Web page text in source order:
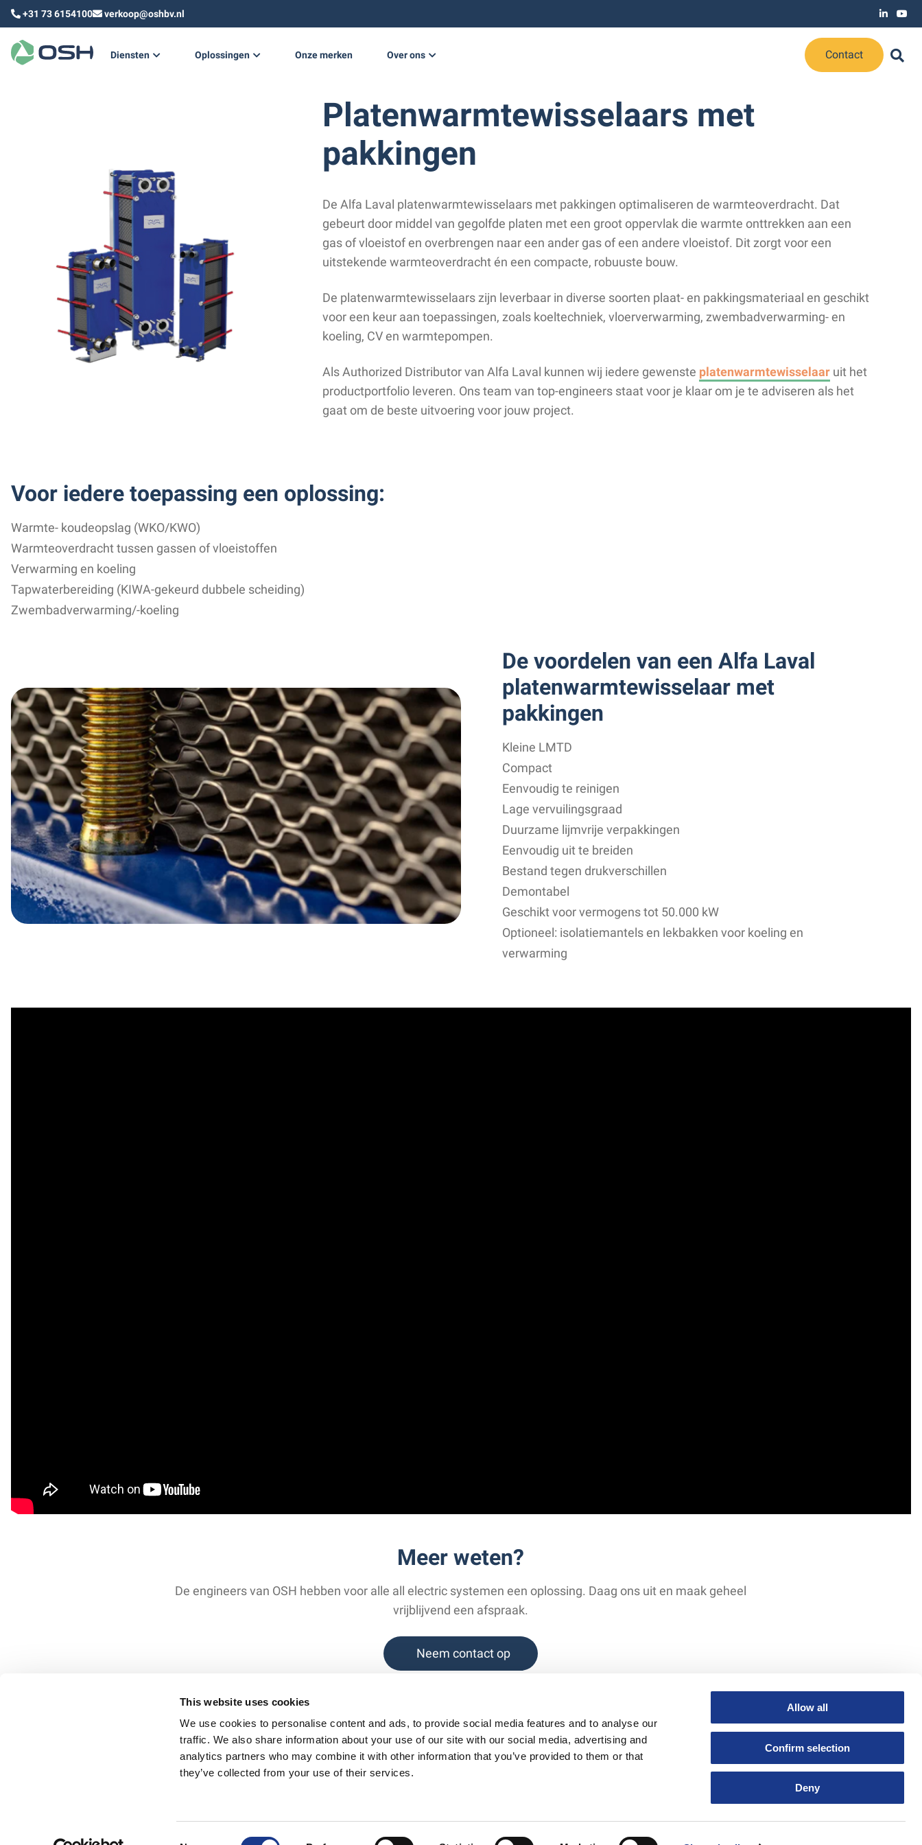
This website uses cookies
We use cookies to personalise content and ads, to provide social media features and to analyse our
traffic. We also share information about your use of our site with our social media, advertising and
analytics partners who may combine it with other information that you’ve provided to them or that
they’ve collected from your use of their services.
Allow all
Confirm selection
Deny
+31 73 6154100 verkoop@oshbv.nl
Diensten Oplossingen Onze merken Over ons
Projecten
Werken bij
Contact
Platenwarmtewisselaars met
pakkingen
De Alfa Laval platenwarmtewisselaars met pakkingen optimaliseren de warmteoverdracht. Dat
gebeurt door middel van gegolfde platen met een groot oppervlak die warmte onttrekken aan een
gas of vloeistof en overbrengen naar een ander gas of een andere vloeistof. Dit zorgt voor een
uitstekende warmteoverdracht én een compacte, robuuste bouw.
De platenwarmtewisselaars zijn leverbaar in diverse soorten plaat- en pakkingsmateriaal en geschikt
voor een keur aan toepassingen, zoals koeltechniek, vloerverwarming, zwembadverwarming- en
koeling, CV en warmtepompen.
Als Authorized Distributor van Alfa Laval kunnen wij iedere gewenste platenwarmtewisselaaruit het
productportfolio leveren. Ons team van top-engineers staat voor je klaar om je te adviseren als het
gaat om de beste uitvoering voor jouw project.
Voor iedere toepassing een oplossing:
Warmte- koudeopslag (WKO/KWO)
Warmteoverdracht tussen gassen of vloeistoffen
Verwarming en koeling
Tapwaterbereiding (KIWA-gekeurd dubbele scheiding)
Zwembadverwarming/-koeling
De voordelen van een Alfa Laval
platenwarmtewisselaar met
pakkingen
Kleine LMTD
Compact
Eenvoudig te reinigen
Lage vervuilingsgraad
Duurzame lijmvrije verpakkingen
Eenvoudig uit te breiden
Bestand tegen drukverschillen
Demontabel
Geschikt voor vermogens tot 50.000 kW
Optioneel: isolatiemantels en lekbakken voor koeling en
verwarming
Meer weten?
De engineers van OSH hebben voor alle all electric systemen een oplossing. Daag ons uit en maak geheel
vrijblijvend een afspraak.
Neem contact op
Voorwaarden Handleidingen Vacatures